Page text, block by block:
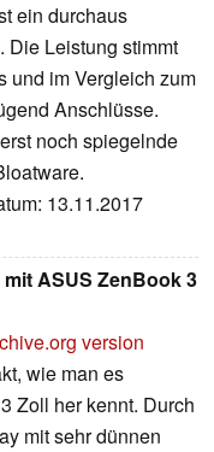
ein durchaus
Die Leistung stimmt
und im Vergleich zum
Anschlüsse.
noch spiegelnde
13.11.2017
ASUS ZenBook 3
version
wie man es
Zoll her kennt. Durch
mit sehr dünnen